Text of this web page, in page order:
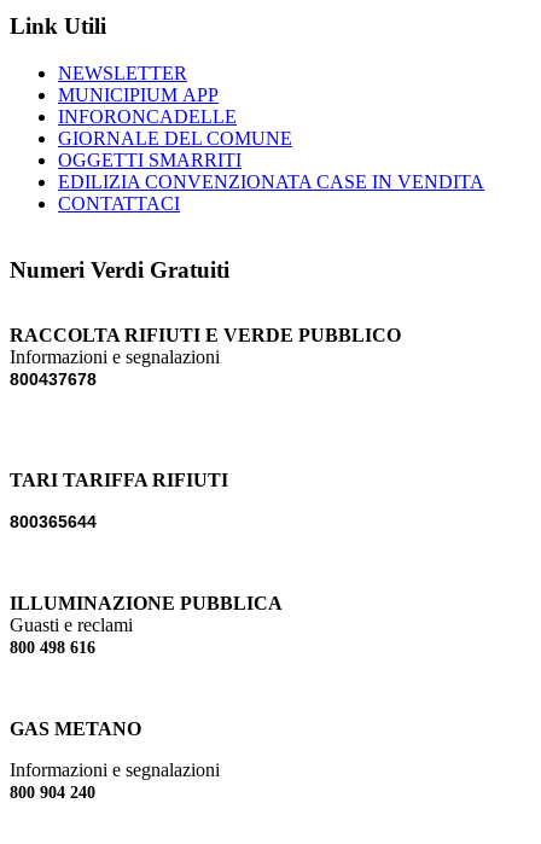
Link Utili
NEWSLETTER
MUNICIPIUM APP
INFORONCADELLE
GIORNALE DEL COMUNE
OGGETTI SMARRITI
EDILIZIA CONVENZIONATA CASE IN VENDITA
CONTATTACI
Numeri Verdi Gratuiti
RACCOLTA RIFIUTI E VERDE PUBBLICO
Informazioni e segnalazioni
800437678
TARI TARIFFA RIFIUTI
800365644
ILLUMINAZIONE PUBBLICA
Guasti e reclami
800 498 616
GAS METANO
Informazioni e segnalazioni
800 904 240